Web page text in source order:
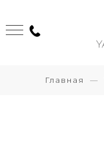
Главная